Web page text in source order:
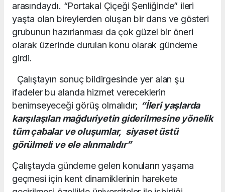
arasındaydı. “Portakal Çiçeği Şenliğinde” ileri
yaşta olan bireylerden oluşan bir dans ve gösteri
grubunun hazırlanması da çok güzel bir öneri
olarak üzerinde durulan konu olarak gündeme
girdi.
Çalıştayın sonuç bildirgesinde yer alan şu
ifadeler bu alanda hizmet vereceklerin
benimseyeceği görüş olmalıdır; “İleri yaşlarda
karşılaşılan mağduriyetin giderilmesine yönelik
tüm çabalar ve oluşumlar, siyaset üstü
görülmeli ve ele alınmalıdır”
Çalıştayda gündeme gelen konuların yaşama
geçmesi için kent dinamiklerinin harekete